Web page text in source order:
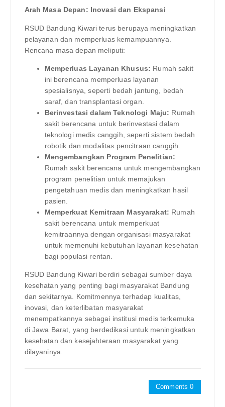
Arah Masa Depan: Inovasi dan Ekspansi
RSUD Bandung Kiwari terus berupaya meningkatkan
pelayanan dan memperluas kemampuannya.
Rencana masa depan meliputi:
Memperluas Layanan Khusus: Rumah sakit
ini berencana memperluas layanan
spesialisnya, seperti bedah jantung, bedah
saraf, dan transplantasi organ.
Berinvestasi dalam Teknologi Maju: Rumah
sakit berencana untuk berinvestasi dalam
teknologi medis canggih, seperti sistem bedah
robotik dan modalitas pencitraan canggih.
Mengembangkan Program Penelitian:
Rumah sakit berencana untuk mengembangkan
program penelitian untuk memajukan
pengetahuan medis dan meningkatkan hasil
pasien.
Memperkuat Kemitraan Masyarakat: Rumah
sakit berencana untuk memperkuat
kemitraannya dengan organisasi masyarakat
untuk memenuhi kebutuhan layanan kesehatan
bagi populasi rentan.
RSUD Bandung Kiwari berdiri sebagai sumber daya
kesehatan yang penting bagi masyarakat Bandung
dan sekitarnya. Komitmennya terhadap kualitas,
inovasi, dan keterlibatan masyarakat
menempatkannya sebagai institusi medis terkemuka
di Jawa Barat, yang berdedikasi untuk meningkatkan
kesehatan dan kesejahteraan masyarakat yang
dilayaninya.
Comments 0